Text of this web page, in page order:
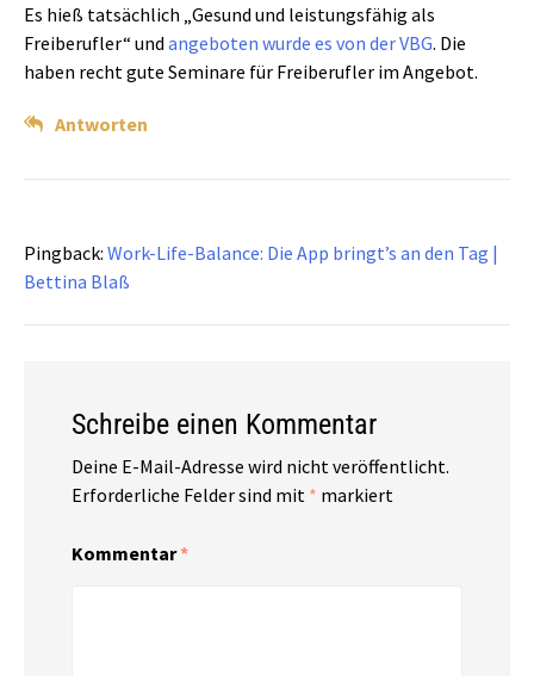
Es hieß tatsächlich „Gesund und leistungsfähig als
Freiberufler“ und angeboten wurde es von der VBG. Die
haben recht gute Seminare für Freiberufler im Angebot.
Antworten
Pingback: Work-Life-Balance: Die App bringt’s an den Tag |
Bettina Blaß
Schreibe einen Kommentar
Deine E-Mail-Adresse wird nicht veröffentlicht.
Erforderliche Felder sind mit * markiert
Kommentar*